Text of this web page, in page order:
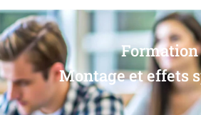
Formation
Montage et effets